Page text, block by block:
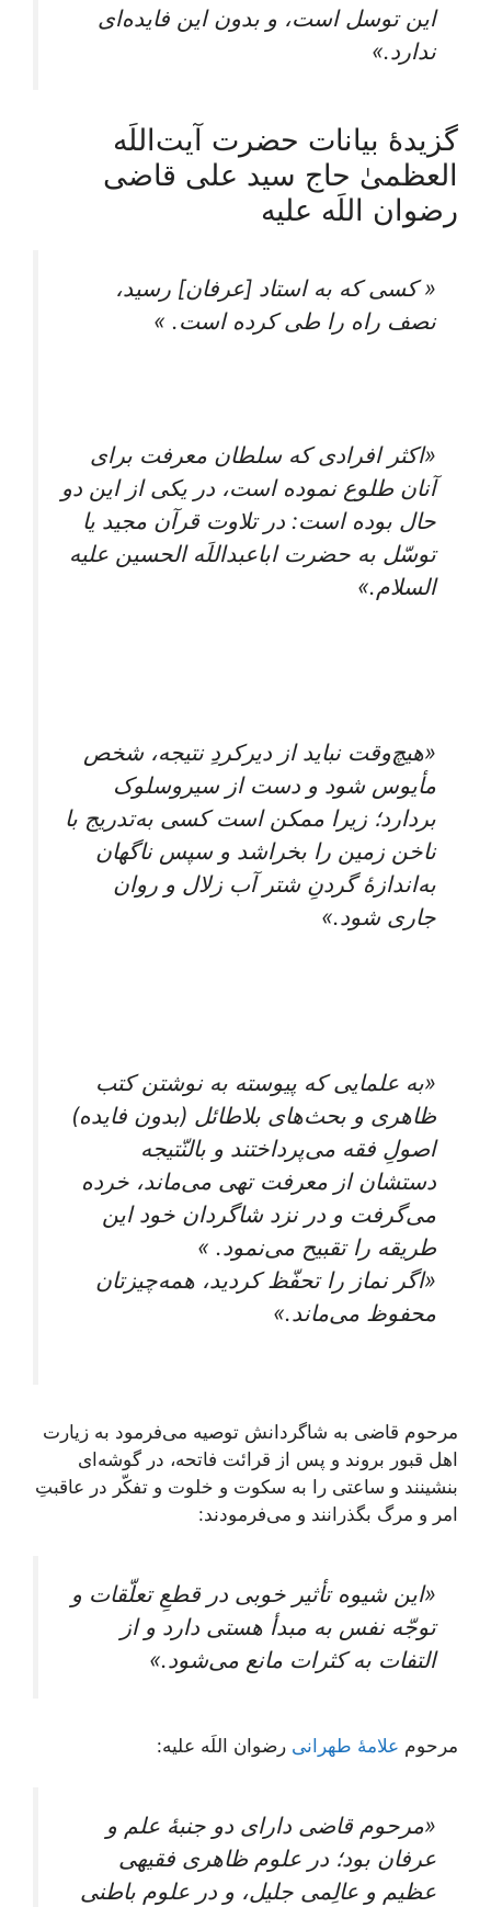
این توسل است، و بدون این فایده‌ای
ندارد.»
گزیدۀ بیانات حضرت آیت‌اللَه
العظمیٰ حاج سید علی قاضی
رضوان اللَه علیه
« کسی که به استاد [عرفان] رسید،
نصف راه را طی کرده است. »
«اکثر افرادی که سلطان معرفت برای
آنان طلوع نموده است، در یکی از این دو
حال بوده است: در تلاوت قرآن مجید یا
توسّل به حضرت اباعبداللَه الحسین علیه
السلام.»
«هیچ‌وقت نباید از دیرکردِ نتیجه، شخص
مأیوس شود و دست از سیروسلوک
بردارد؛ زیرا ممکن است کسی به‌تدریج با
ناخن زمین را بخراشد و سپس ناگهان
به‌اندازۀ گردنِ شتر آب زلال و روان
جاری شود.»
«به علمایی که پیوسته به نوشتن کتب
ظاهری و بحث‌های بلاطائل (بدون فایده)
اصولِ فقه می‌پرداختند و بالنّتیجه
دستشان از معرفت تهی می‌ماند، خرده
می‌گرفت و در نزد شاگردان خود این
طریقه را تقبیح می‌نمود. »
«اگر نماز را تحفّظ کردید، همه‌چیزتان
محفوظ می‌ماند.»
مرحوم قاضی به شاگردانش توصیه می‌فرمود به زیارت
اهل قبور بروند و پس از قرائت فاتحه، در گوشه‌ای
بنشینند و ساعتی را به سکوت و خلوت و تفکّر در عاقبتِ
امر و مرگ بگذرانند و می‌فرمودند:
«این شیوه تأثیر خوبی در قطعِ تعلّقات و
توجّه نفس به مبدأ هستی دارد و از
التفات به کثرات مانع می‌شود.»
مرحوم علامۀ طهرانی رضوان اللَه علیه:
«مرحوم قاضی دارای دو جنبۀ علم و
عرفان بود؛ در علوم ظاهری فقیهی
عظیم و عالِمی جلیل، و در علوم باطنی